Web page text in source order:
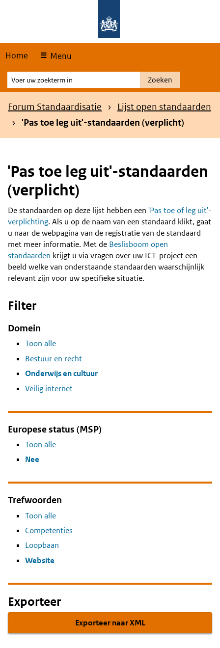
Home Menu
Voer
uw
zoekterm
Zoeken
Kruimelpad
Forum Standaardisatie
Lijst open standaarden
'Pas toe leg uit'-standaarden (verplicht)
'Pas toe leg uit'-standaarden
(verplicht)
Content
De standaarden op deze lijst hebben een 'Pas toe of leg uit'-
verplichting. Als u op de naam van een standaard klikt, gaat
u naar de webpagina van de registratie van de standaard
met meer informatie. Met de Beslisboom open
standaarden krijgt u via vragen over uw ICT-project een
beeld welke van onderstaande standaarden waarschijnlijk
relevant zijn voor uw specifieke situatie.
Filter
Domein
Toon alle
Bestuur en recht
Onderwijs en cultuur
Veilig internet
Europese status (MSP)
Toon alle
Nee
Trefwoorden
Toon alle
Competenties
Loopbaan
Website
Exporteer
Exporteer naar XML